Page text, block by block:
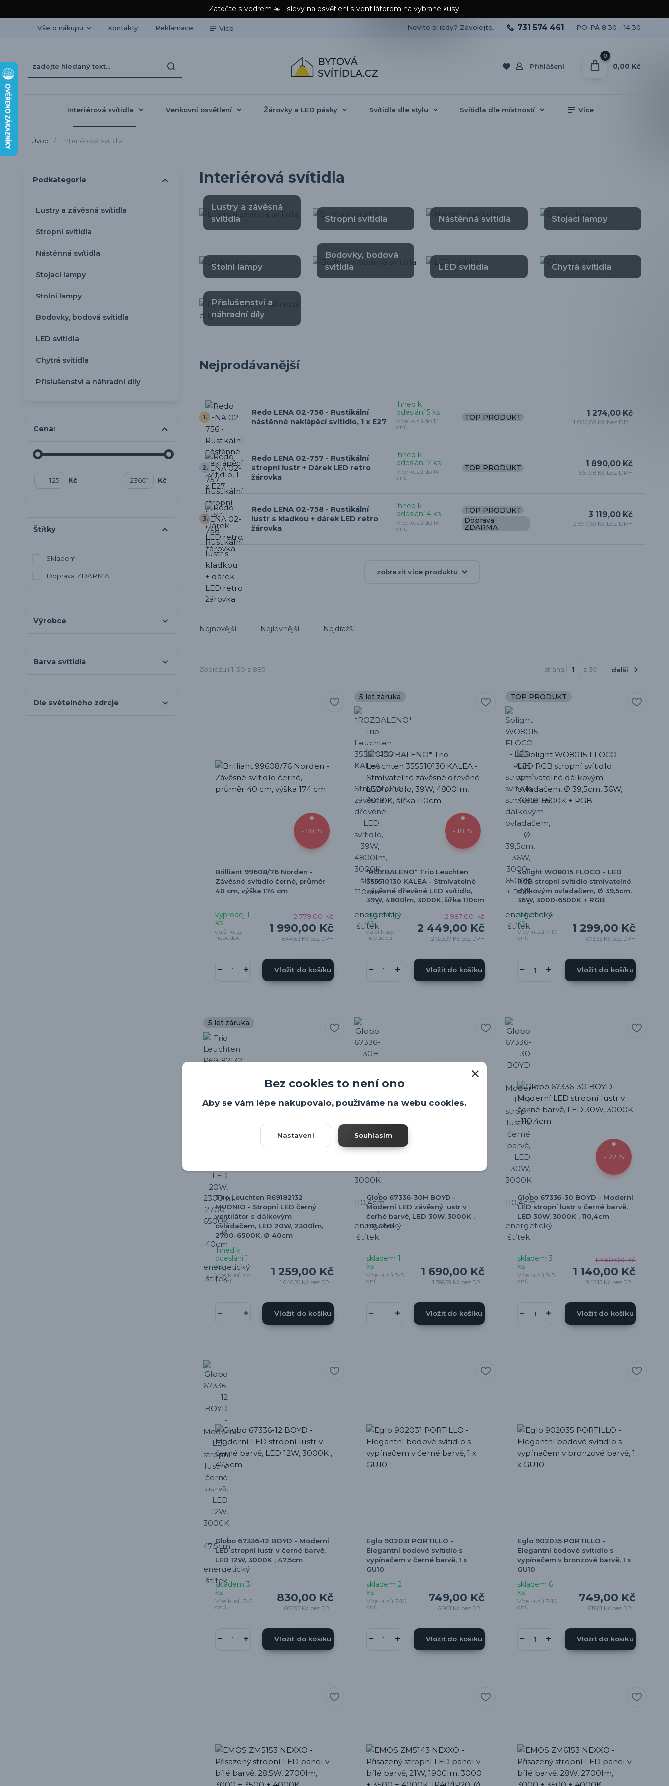
Zatočte s vedrem ☀️ - slevy na osvětlení s ventilátorem na vybrané kusy!
Vše o nákupu Kontakty Reklamace Více
Přihlášení
Nevíte si rady? Zavolejte. 731 574 461 PO-PÁ 8:30 - 14:30
0
0,00 Kč
Interiérová svítidla Venkovní osvětlení Žárovky a LED pásky Svítidla dle stylu Svítidla dle místností Více
Úvod Interiérová svítidla
Interiérová svítidla
Lustry a závěsná
svítidla
Stropní svítidla Nástěnná svítidla Stojací lampy
Stolní lampy
Bodovky, bodová
svítidla
LED svítidla Chytrá svítidla
Příslušenství a
náhradní díly
Nejprodávanější
1.
Redo LENA 02-756 - Rustikální
nástěnné naklápěcí svítidlo, 1 x E27
ihned k
odeslání 5 ks
Více kusů do 14
dnů
TOP PRODUKT 1 274,00 Kč
1 052,89 Kč bez DPH
2.
Redo LENA 02-757 - Rustikální
stropní lustr + Dárek LED retro
žárovka
ihned k
odeslání 7 ks
Více kusů do 14
dnů
TOP PRODUKT 1 890,00 Kč
1 561,98 Kč bez DPH
3.
Redo LENA 02-758 - Rustikální
lustr s kladkou + dárek LED retro
žárovka
ihned k
odeslání 4 ks
Více kusů do 14
dnů
TOP PRODUKT
Doprava
ZDARMA
3 119,00 Kč
2 577,69 Kč bez DPH
zobrazit více produktů
Nejnovější Nejlevnější Nejdražší
Zobrazuji 1-30 z 885 strana z 30 další
- 28 %
Brilliant 99608/76 Norden -
Závěsné svítidlo černé, průměr
40 cm, výška 174 cm
2 779,00 Kč
1 990,00 Kč
1 644,63 Kč bez DPH
výprodej 1
ks
další kusy
nebudou
Vložit do košíku
5 let záruka
- 18 %
*ROZBALENO* Trio Leuchten
355510130 KALEA - Stmívatelné
závěsné dřevěné LED svítidlo,
39W, 4800lm, 3000K, šířka 110cm
2 987,00 Kč
2 449,00 Kč
2 023,97 Kč bez DPH
výprodej 1
ks
další kusy
nebudou
Vložit do košíku
TOP PRODUKT
Solight WO8015 FLOCO - LED
RGB stropní svítidlo stmívatelné
dálkovým ovladačem, Ø 39,5cm,
36W, 3000-6500K + RGB
1 299,00 Kč
1 073,55 Kč bez DPH
skladem 4
ks
Více kusů 7-10
dnů
Vložit do košíku
5 let záruka
Trio Leuchten R69182132
MUONIO - Stropní LED černý
ventilátor s dálkovým
ovladačem, LED 20W, 2300lm,
2700-6500K, Ø 40cm
1 259,00 Kč
1 040,50 Kč bez DPH
ihned k
odeslání 1
ks
Více kusů do
14 dnů
Vložit do košíku
Globo 67336-30H BOYD -
Moderní LED závěsný lustr v
černé barvě, LED 30W, 3000K ,
110,4cm
1 690,00 Kč
1 396,69 Kč bez DPH
skladem 1
ks
Více kusů 3-5
dnů
Vložit do košíku
- 22 %
Globo 67336-30 BOYD - Moderní
LED stropní lustr v černé barvě,
LED 30W, 3000K , 110,4cm
1 460,00 Kč
1 140,00 Kč
942,15 Kč bez DPH
skladem 3
ks
Více kusů 3-5
dnů
Vložit do košíku
Globo 67336-12 BOYD - Moderní
LED stropní lustr v černé barvě,
LED 12W, 3000K , 47,5cm
830,00 Kč
685,95 Kč bez DPH
skladem 3
ks
Více kusů 3-5
dnů
Vložit do košíku
Eglo 902031 PORTILLO -
Elegantní bodové svítidlo s
vypínačem v černé barvě, 1 x
GU10
749,00 Kč
619,01 Kč bez DPH
skladem 2
ks
Více kusů 7-10
dnů
Vložit do košíku
Eglo 902035 PORTILLO -
Elegantní bodové svítidlo s
vypínačem v bronzové barvě, 1 x
GU10
749,00 Kč
619,01 Kč bez DPH
skladem 6
ks
Více kusů 7-10
dnů
Vložit do košíku
Podkategorie
Lustry a závěsná svítidla
Stropní svítidla
Nástěnná svítidla
Stojací lampy
Stolní lampy
Bodovky, bodová svítidla
LED svítidla
Chytrá svítidla
Příslušenství a náhradní díly
Cena:
Kč Kč
Štítky
Skladem
Doprava ZDARMA
Výrobce
Barva svítidla
Dle světelného zdroje
Bez cookies to není ono
Aby se vám lépe nakupovalo, používáme na webu cookies.
Nastavení Souhlasím